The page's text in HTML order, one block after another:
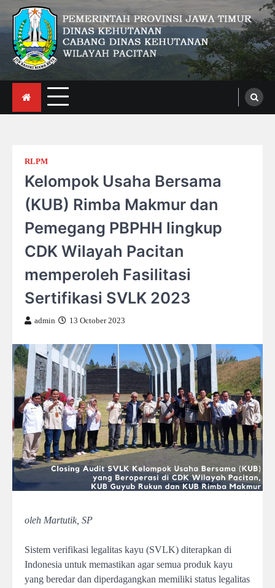
content
CDK Wilayah Pacitan
RLPM
Kelompok Usaha Bersama
(KUB) Rimba Makmur dan
Pemegang PBPHH lingkup
CDK Wilayah Pacitan
memperoleh Fasilitasi
Sertifikasi SVLK 2023
admin 13 October 2023
oleh Martutik, SP
Sistem verifikasi legalitas kayu (SVLK) diterapkan di
Indonesia untuk memastikan agar semua produk kayu
yang beredar dan diperdagangkan memiliki status legalitas